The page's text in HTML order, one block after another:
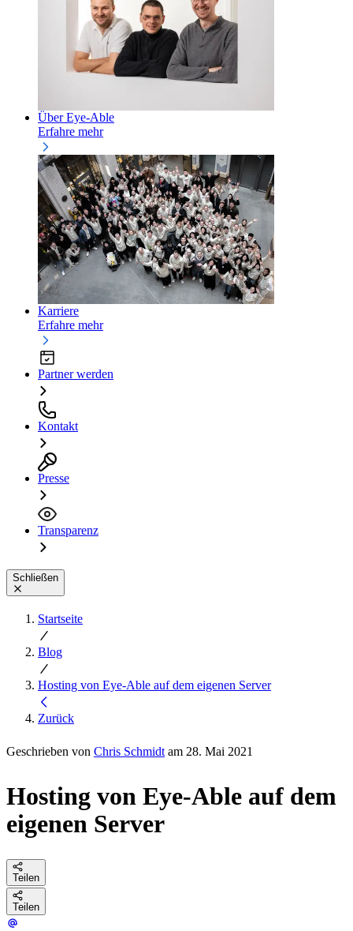
Über Eye-Able
Erfahre mehr
Karriere
Erfahre mehr
Partner werden
Kontakt
Presse
Transparenz
Schließen
Startseite
Blog
Hosting von Eye-Able auf dem eigenen Server
Zurück
Geschrieben von Chris Schmidt am 28. Mai 2021
Hosting von Eye-Able auf dem
eigenen Server
Teilen
Teilen